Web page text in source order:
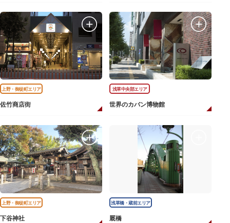
上野・御徒町エリア
佐竹商店街
浅草中央部エリア
世界のカバン博物館
上野・御徒町エリア
下谷神社
浅草橋・蔵前エリア
厩橋